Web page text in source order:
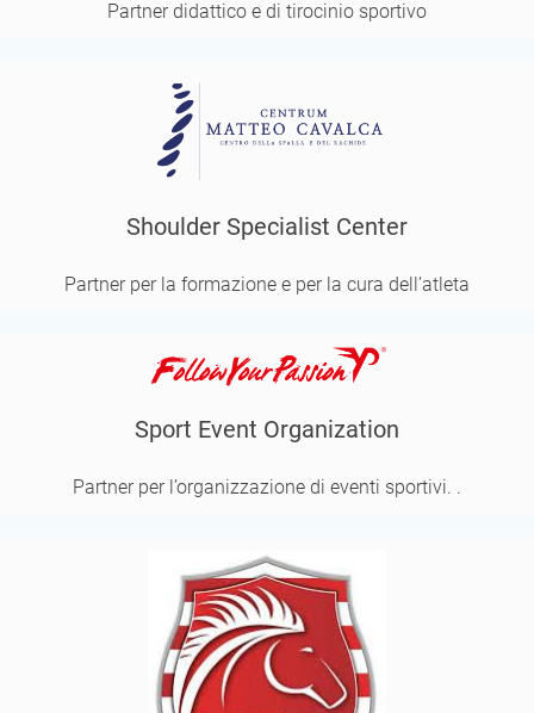
Partner didattico e di tirocinio sportivo
Shoulder Specialist Center
Partner per la formazione e per la cura dell’atleta
Sport Event Organization
Partner per l’organizzazione di eventi sportivi. .